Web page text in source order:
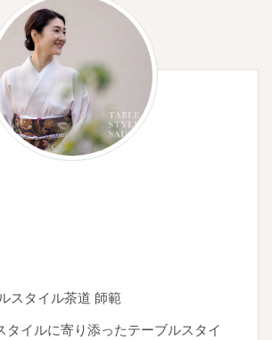
スタイル茶道 師範
タイルに寄り添ったテーブルスタイ